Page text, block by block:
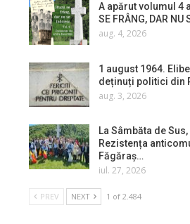
A apărut volumul 4
SE FRÂNG, DAR NU
aug. 4, 2026
1 august 1964.
deținuți politici din
aug. 3, 2026
La Sâmbăta de
Rezistența
Făgăraș…
iul. 27, 2026
PREV NEXT 1 of 2.484